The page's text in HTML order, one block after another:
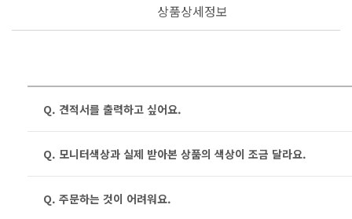
상품상세정보
Q. 견적서를 출력하고 싶어요.
Q. 모니터색상과 실제 받아본 상품의 색상이 조금 달라요.
Q. 주문하는 것이 어려워요.